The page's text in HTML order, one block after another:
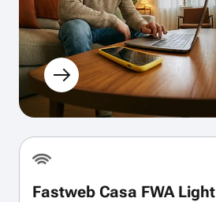
Fastweb Casa FWA Light